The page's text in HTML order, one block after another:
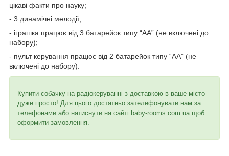
цікаві факти про науку;
- 3 динамічні мелодії;
- іграшка працює від 3 батарейок типу “АА” (не включені до
набору);
- пульт керування працює від 2 батарейок типу “АА” (не
включені до набору).
Купити собачку на радіокеруванні з доставкою в ваше місто
дуже просто! Для цього достатньо зателефонувати нам за
телефонами або натиснути на сайті baby-rooms.com.ua щоб
оформити замовлення.